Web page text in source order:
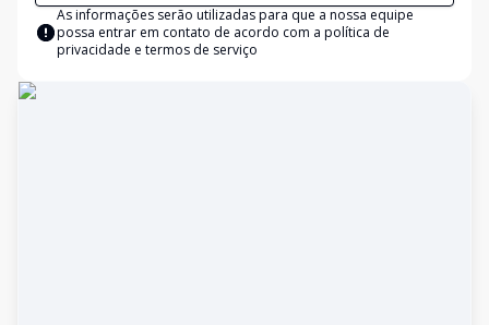
As informações serão utilizadas para que a nossa equipe
possa entrar em contato de acordo com a política de
privacidade e termos de serviço